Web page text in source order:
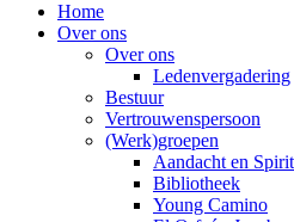
Home
Over ons
Over ons
Ledenvergadering
Bestuur
Vertrouwenspersoon
(Werk)groepen
Aandacht en
Bibliotheek
Young Camino